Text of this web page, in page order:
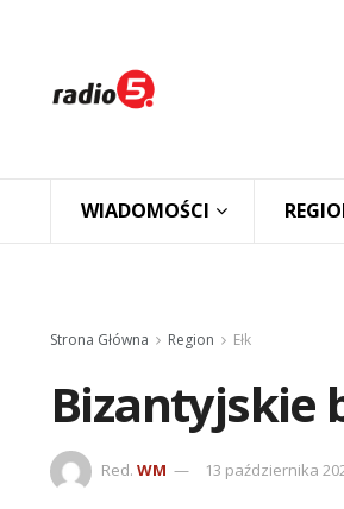
WIADOMOŚCI
Strona Główna Region Ełk
Bizantyjskie
Red. WM 13 października